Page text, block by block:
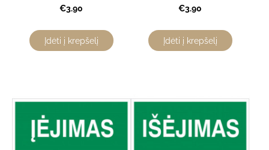
€3.90
Įdėti į krepšelį
€3.90
Įdėti į krepšelį